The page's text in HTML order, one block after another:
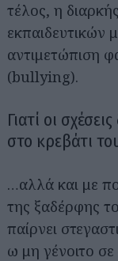
τέλος, η
εκπαιδευτικών
αντιμετώπιση
(bullying).
Γιατί οι
στο κρεβάτι
…αλλά και με
της ξαδέρφης
παίρνει
ω μη γένοιτο